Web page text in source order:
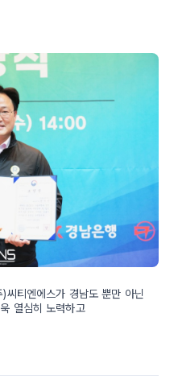
씨티엔에스가 경남도 뿐만 아닌
열심히 노력하고